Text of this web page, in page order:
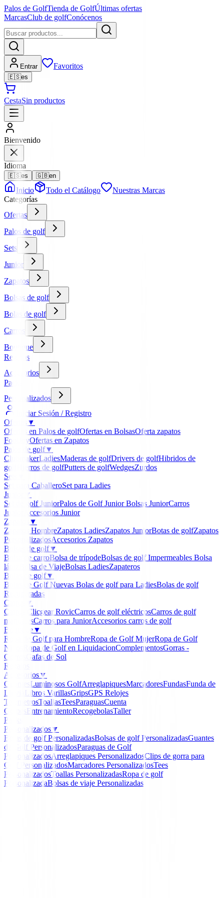
Palos de GolfTienda de GolfÚltimas ofertas
MarcasClub de golfConócenos
Entrar Favoritos
🇪🇸es
CestaSin productos
Bienvenido
Idioma
🇪🇸es 🇬🇧en
Inicio Todo el Catálogo
Nuestras Marcas
Categorías
Ofertas
Palos de golf
Sets
Junior
Zapatos
Bolsas de golf
Bolas de golf
Carros
Boutique
Regalos
Accesorios
Packs
Personalizados
Iniciar Sesión / Registro
Ofertas
▼
Ofertas en Palos de golfOfertas en BolsasOferta zapatos
FootJoyOfertas en Zapatos
Palos de golf▼
ClubmakerLadiesMaderas de golfDrivers de golfHibridos de
golf
Hierros de golfPutters de golfWedgesZurdos
Sets
Set para CaballeroSet para Ladies
Junior
▼
Set de golf JuniorPalos de Golf JuniorBolsas JuniorCarros
Junior
Accesorios Junior
Zapatos
▼
Zapatos HombreZapatos LadiesZapatos JuniorBotas de golfZapatos
PersonalizadosAccesorios Zapatos
Bolsas de golf▼
Bolsa de carroBolsa de trípodeBolsas de golf Impermeables Bolsa
lápiz
Bolsa de ViajeBolsas LadiesZapateros
Bolas de golf▼
Bolas de Golf Nuevas Bolas de golf para LadiesBolas de golf
Recuperadas
Carros
▼
Carros Clicgear RovicCarros de golf eléctricosCarros de golf
manualesCarros para JuniorAccesorios carros de golf
Boutique▼
Ropa de Golf para HombreRopa de Golf MujerRopa de Golf
Niños
Ropa de Golf en LiquidacionComplementosGorras -
Gorros
Gafas de Sol
Regalos
Accesorios▼
Guantes
Luminosos GolfArreglapiquesMarcadoresFundasFunda de
Lluvia
Libros VarillasGripsGPS Relojes
TelemetrosToallasTeesParaguasCuenta
Golpes
EntrenamientoRecogebolasTaller
Packs
Personalizados▼
Bolas de golf PersonalizadasBolsas de golf PersonalizadasGuantes
de Golf PersonalizadosParaguas de Golf
PersonalizadosArreglapiques PersonalizadosClips de gorra para
Golf PersonalizadosMarcadores PersonalizadosTees
PersonalizadosToallas PersonalizadasRopa de golf
PersonalizadaBolsas de viaje Personalizadas